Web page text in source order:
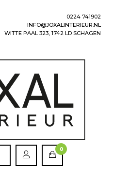
0224 741902
INFO@JOXALINTERIEUR.NL
WITTE PAAL 323, 1742 LD SCHAGEN
0